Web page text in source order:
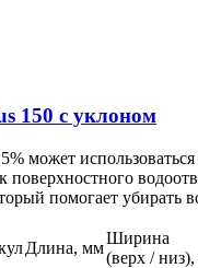
150 с уклоном
может использоваться
поверхностного
помогает
Длина, мм
Ширина
(верх /